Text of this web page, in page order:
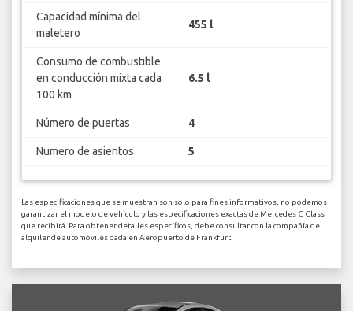
Capacidad mínima del
maletero
455 l
Consumo de combustible
en conducción mixta cada
100 km
6.5 l
Número de puertas 4
Numero de asientos 5
Las especificaciones que se muestran son solo para fines informativos, no podemos
garantizar el modelo de vehículo y las especificaciones exactas de Mercedes C Class
que recibirá. Para obtener detalles específicos, debe consultar con la compañía de
alquiler de automóviles dada en Aeropuerto de Frankfurt.